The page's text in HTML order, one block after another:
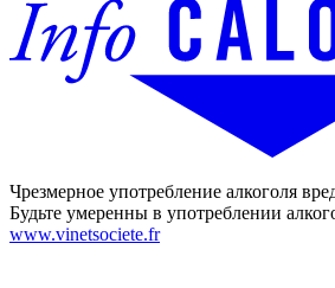
Чрезмерное употребление алкоголя
Будьте умеренны в употреблении
www.vinetsociete.fr